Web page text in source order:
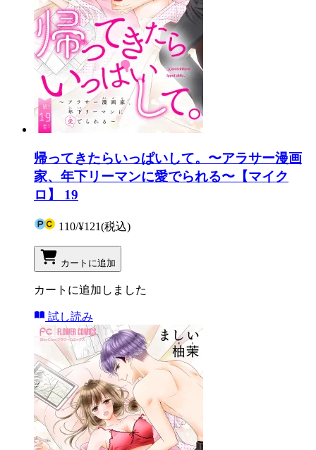
帰ってきたらいっぱいして。〜アラサー漫画
家、年下リーマンに愛でられる〜【マイク
ロ】 19
110/¥121(税込)
カートに追加
カートに追加しました
試し読み